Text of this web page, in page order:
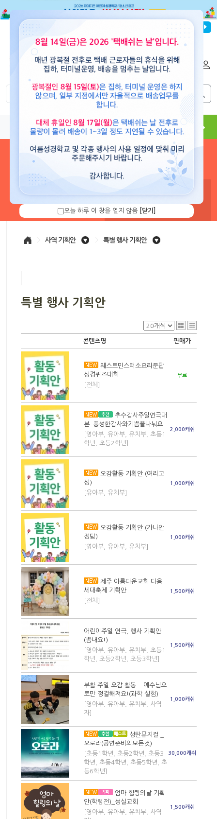
파이디온선교회
0
도서 뮤직 용품 현수막 콘텐츠
로그인 하시면 보유 캐쉬 확
니다.
사역 기획안 특별 행사 기획안
특별 행사 기획안
콘텐츠명 판매가
웨스트민스터소요리문답
성경퀴즈대회
[전체]
무료
추수감사주일연극대
본_풍성한감사와기쁨을나눠요
[영아부, 유아부, 유치부, 초등1
학년, 초등2학년]
2,000캐쉬
오감활동 기획안 (여리고
성)
[유아부, 유치부]
1,000캐쉬
오감활동 기획안 (가나안
정탐)
[영아부, 유아부, 유치부]
1,000캐쉬
제주 아름다운교회 다음
세대축제 기획안
[전체]
1,500캐쉬
어린이주일 연극, 행사 기획안
(뽐내요!)
[영아부, 유아부, 유치부, 초등1
학년, 초등2학년, 초등3학년]
1,500캐쉬
부활 주일 오감 활동 _ 예수님으
로만 정결해져요!(과학 실험)
[영아부, 유아부, 유치부, 사역
자]
1,000캐쉬
성탄뮤지컬 _
오로라(공연준비의모든것)
[초등1학년, 초등2학년, 초등3
학년, 초등4학년, 초등5학년, 초
등6학년]
30,000캐쉬
엄마 힐링의날 기획
안(학령전)_성실교회
[영아부, 유아부, 유치부, 사역
1,500캐쉬
오늘 하루 이 창을 열지 않음 [닫기]